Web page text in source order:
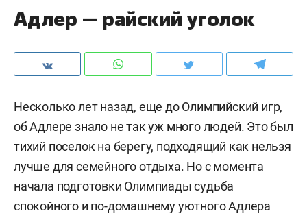
Адлер — райский уголок
Несколько лет назад, еще до Олимпийский игр,
об Адлере знало не так уж много людей. Это был
тихий поселок на берегу, подходящий как нельзя
лучше для семейного отдыха. Но с момента
начала подготовки Олимпиады судьба
спокойного и по-домашнему уютного Адлера